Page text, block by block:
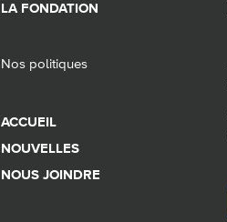
LA FONDATION
Nos politiques
ACCUEIL
NOUVELLES
NOUS JOINDRE